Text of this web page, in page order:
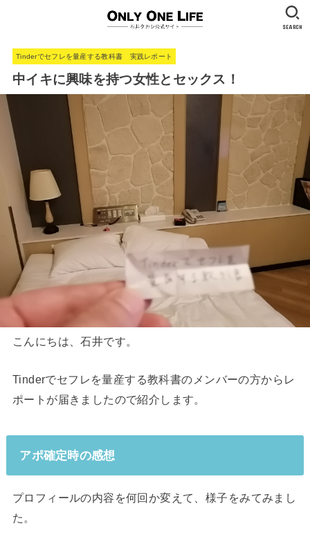
SEARCH
Tinderでセフレを量産する教科書 実践レポート
中イキに興味を持つ女性とセックス！
こんにちは、石井です。
Tinderでセフレを量産する教科書のメンバーの方からレ
ポートが届きましたので紹介します。
アポ確定時の感想
プロフィールの内容を何回か変えて、様子をみてみまし
た。